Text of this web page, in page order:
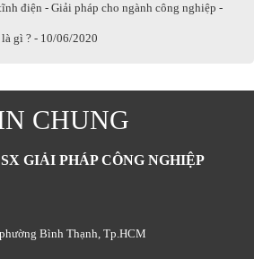
điện - Giải pháp cho ngành công nghiệp -
gì ? - 10/06/2020
CHUNG
GIẢI PHÁP CÔNG NGHIỆP
Bình Thạnh, Tp.HCM